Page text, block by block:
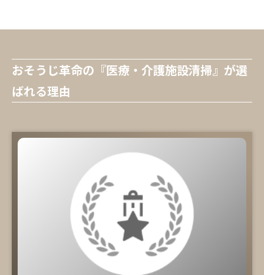
おそうじ革命の『医療・介護施設清掃』が選
ばれる理由